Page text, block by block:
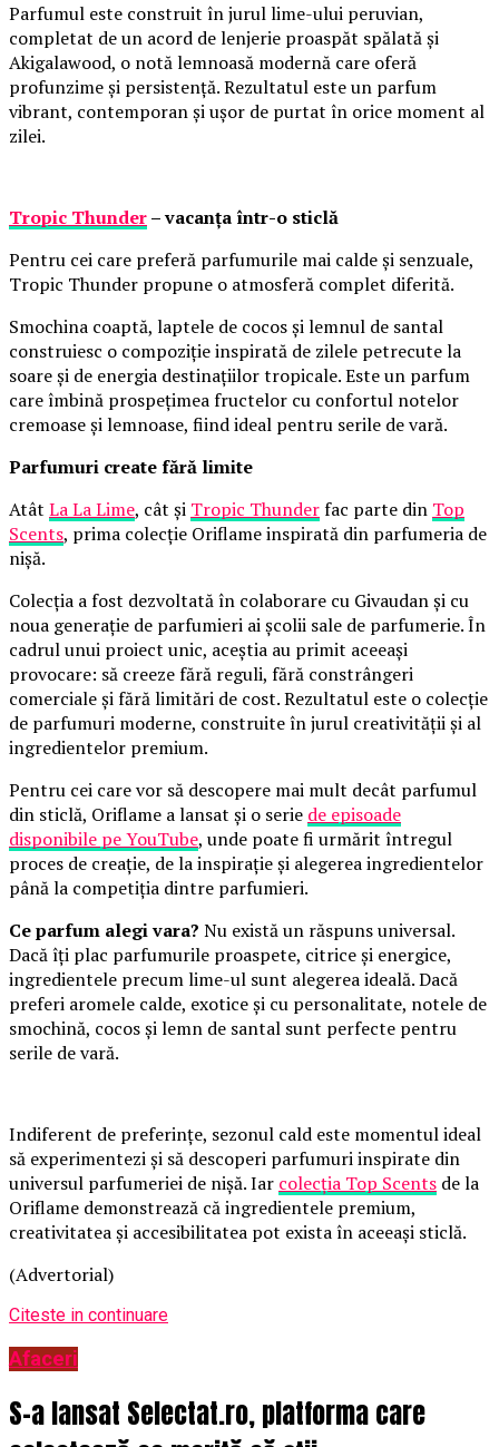
Parfumul este construit în jurul lime-ului peruvian,
completat de un acord de lenjerie proaspăt spălată și
Akigalawood, o notă lemnoasă modernă care oferă
profunzime și persistență. Rezultatul este un parfum
vibrant, contemporan și ușor de purtat în orice moment al
zilei.
Tropic Thunder– vacanța într-o sticlă
Pentru cei care preferă parfumurile mai calde și senzuale,
Tropic Thunder propune o atmosferă complet diferită.
Smochina coaptă, laptele de cocos și lemnul de santal
construiesc o compoziție inspirată de zilele petrecute la
soare și de energia destinațiilor tropicale. Este un parfum
care îmbină prospețimea fructelor cu confortul notelor
cremoase și lemnoase, fiind ideal pentru serile de vară.
Parfumuri create fără limite
Atât La La Lime, cât și Tropic Thunderfac parte din Top
Scents, prima colecție Oriflame inspirată din parfumeria de
nișă.
Colecția a fost dezvoltată în colaborare cu Givaudan și cu
noua generație de parfumieri ai școlii sale de parfumerie. În
cadrul unui proiect unic, aceștia au primit aceeași
provocare: să creeze fără reguli, fără constrângeri
comerciale și fără limitări de cost. Rezultatul este o colecție
de parfumuri moderne, construite în jurul creativității și al
ingredientelor premium.
Pentru cei care vor să descopere mai mult decât parfumul
din sticlă, Oriflame a lansat și o serie de episoade
disponibile pe YouTube, unde poate fi urmărit întregul
proces de creație, de la inspirație și alegerea ingredientelor
până la competiția dintre parfumieri.
Ce parfum alegi vara? Nu există un răspuns universal.
Dacă îți plac parfumurile proaspete, citrice și energice,
ingredientele precum lime-ul sunt alegerea ideală. Dacă
preferi aromele calde, exotice și cu personalitate, notele de
smochină, cocos și lemn de santal sunt perfecte pentru
serile de vară.
Indiferent de preferințe, sezonul cald este momentul ideal
să experimentezi și să descoperi parfumuri inspirate din
universul parfumeriei de nișă. Iar colecția Top Scents de la
Oriflame demonstrează că ingredientele premium,
creativitatea și accesibilitatea pot exista în aceeași sticlă.
(Advertorial)
Citeste in continuare
Afaceri
S-a lansat Selectat.ro, platforma care